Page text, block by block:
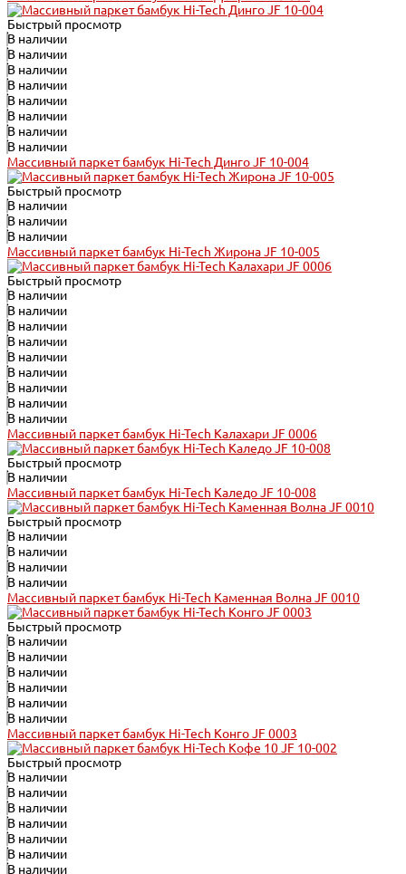
Быстрый просмотр
В наличии
В наличии
В наличии
В наличии
В наличии
В наличии
В наличии
В наличии
Массивный паркет бамбук Hi-Tech Динго JF 10-004
Быстрый просмотр
В наличии
В наличии
В наличии
Массивный паркет бамбук Hi-Tech Жирона JF 10-005
Быстрый просмотр
В наличии
В наличии
В наличии
В наличии
В наличии
В наличии
В наличии
В наличии
В наличии
Массивный паркет бамбук Hi-Tech Калахари JF 0006
Быстрый просмотр
В наличии
Массивный паркет бамбук Hi-Tech Каледо JF 10-008
Быстрый просмотр
В наличии
В наличии
В наличии
В наличии
Массивный паркет бамбук Hi-Tech Каменная Волна JF 0010
Быстрый просмотр
В наличии
В наличии
В наличии
В наличии
В наличии
В наличии
Массивный паркет бамбук Hi-Tech Конго JF 0003
Быстрый просмотр
В наличии
В наличии
В наличии
В наличии
В наличии
В наличии
В наличии